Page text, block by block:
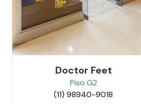
Doctor Feet
Piso G2
(11) 98940-9018